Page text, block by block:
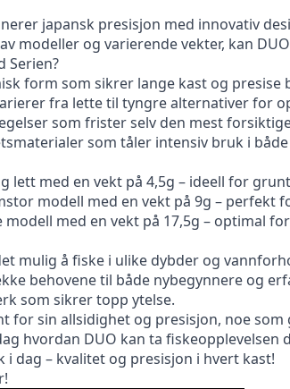
japansk presisjon med innovativ
modeller og varierende vekter, kan
Serien?
form som sikrer lange kast og presise
fra lette til tyngre alternativer for
som frister selv den mest
som tåler intensiv bruk i
lett med en vekt på 4,5g – ideell for
modell med en vekt på 9g – perfekt
modell med en vekt på 17,5g – optimal
mulig å fiske i ulike dybder og
behovene til både nybegynnere og
som sikrer topp ytelse.
for sin allsidighet og presisjon, noe
hvordan DUO kan ta fiskeopplevelsen
i dag – kvalitet og presisjon i hvert kast!